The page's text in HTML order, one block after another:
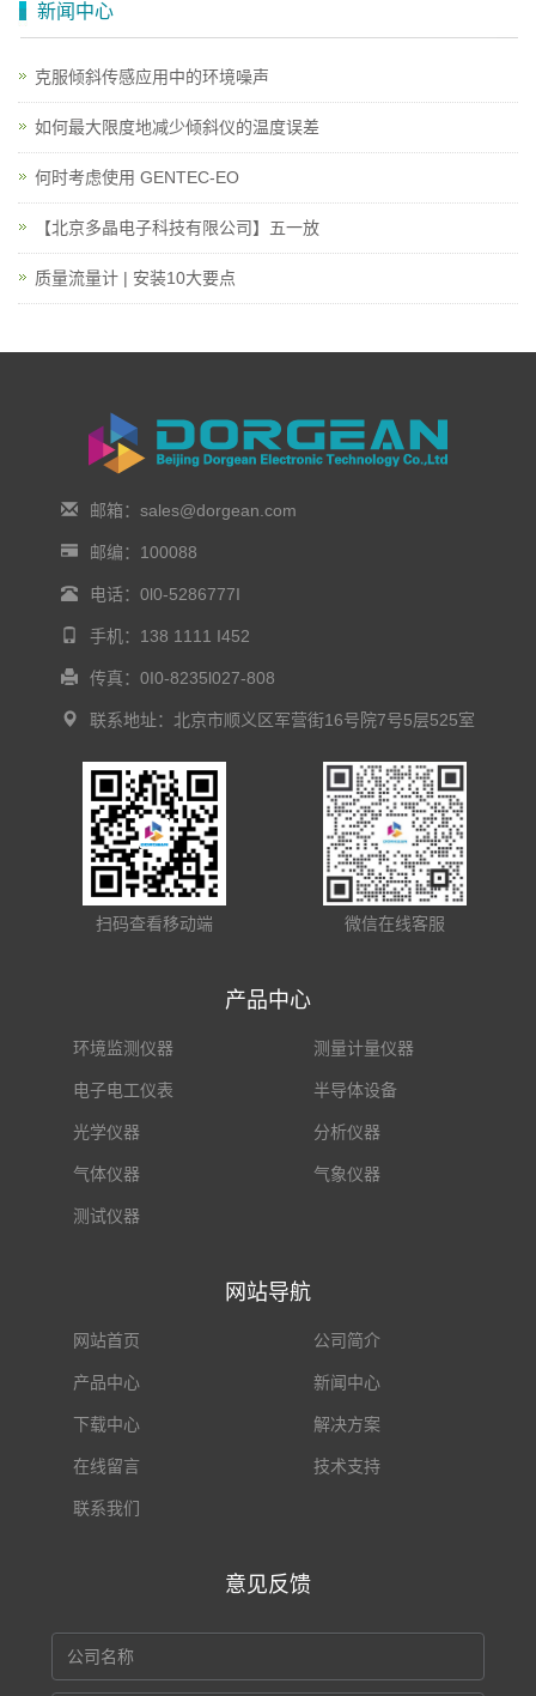
新闻中心
克服倾斜传感应用中的环境噪声
如何最大限度地减少倾斜仪的温度误差
何时考虑使用 GENTEC-EO
【北京多晶电子科技有限公司】五一放
质量流量计 | 安装10大要点
邮箱：sales@dorgean.com
邮编：100088
电话：0l0-5286777I
手机：138 1111 I452
传真：0I0-8235l027-808
联系地址：北京市顺义区军营街16号院7号5层525室
扫码查看移动端 微信在线客服
产品中心
环境监测仪器 测量计量仪器
电子电工仪表 半导体设备
光学仪器 分析仪器
气体仪器 气象仪器
测试仪器
网站导航
网站首页 公司简介
产品中心 新闻中心
下载中心 解决方案
在线留言 技术支持
联系我们
意见反馈